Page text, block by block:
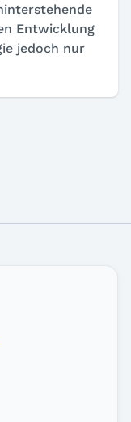
Entwicklung
jedoch nur